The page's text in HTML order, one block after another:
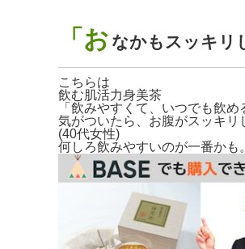
「お なかもスッキリ
こちらは
飲む肌活力身美茶
「飲みやすくて、いつでも飲め
気がついたら、お腹がスッキリ
(40代女性)
何しろ飲みやすいのが一番かも。